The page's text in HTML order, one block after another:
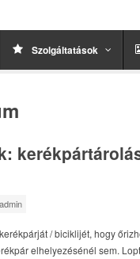
Szolgáltatások
admin
/ biciklijét, hogy
elhelyezésénél sem.